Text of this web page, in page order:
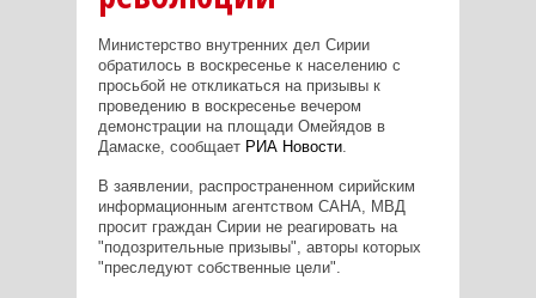
Министерство внутренних дел Сирии
обратилось в воскресенье к населению с
просьбой не откликаться на призывы к
проведению в воскресенье вечером
демонстрации на площади Омейядов в
Дамаске, сообщает РИА Новости.
В заявлении, распространенном сирийским
информационным агентством САНА, МВД
просит граждан Сирии не реагировать на
"подозрительные призывы", авторы которых
"преследуют собственные цели".